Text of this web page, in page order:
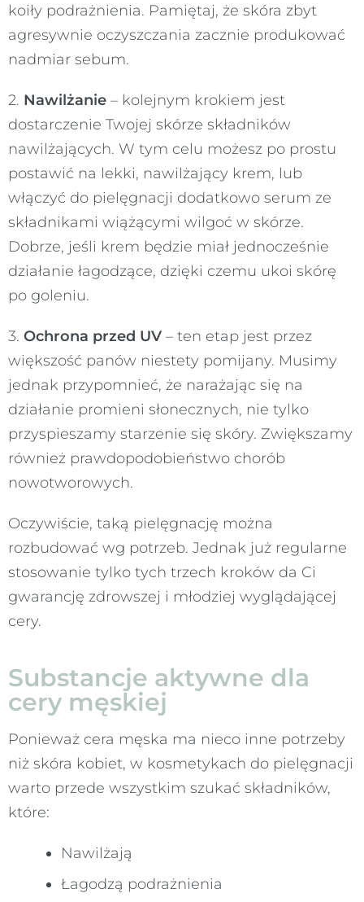
koiły podrażnienia. Pamiętaj, że skóra zbyt
agresywnie oczyszczania zacznie produkować
nadmiar sebum.
2. Nawilżanie – kolejnym krokiem jest
dostarczenie Twojej skórze składników
nawilżających. W tym celu możesz po prostu
postawić na lekki, nawilżający krem, lub
włączyć do pielęgnacji dodatkowo serum ze
składnikami wiążącymi wilgoć w skórze.
Dobrze, jeśli krem będzie miał jednocześnie
działanie łagodzące, dzięki czemu ukoi skórę
po goleniu.
3. Ochrona przed UV – ten etap jest przez
większość panów niestety pomijany. Musimy
jednak przypomnieć, że narażając się na
działanie promieni słonecznych, nie tylko
przyspieszamy starzenie się skóry. Zwiększamy
również prawdopodobieństwo chorób
nowotworowych.
Oczywiście, taką pielęgnację można
rozbudować wg potrzeb. Jednak już regularne
stosowanie tylko tych trzech kroków da Ci
gwarancję zdrowszej i młodziej wyglądającej
cery.
Substancje aktywne dla
cery męskiej
Ponieważ cera męska ma nieco inne potrzeby
niż skóra kobiet, w kosmetykach do pielęgnacji
warto przede wszystkim szukać składników,
które:
Nawilżają
Łagodzą podrażnienia